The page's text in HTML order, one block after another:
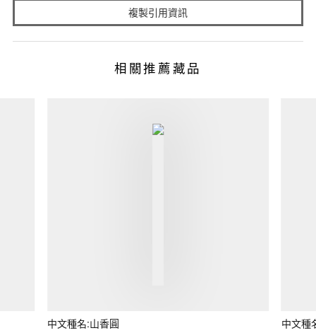
複製引用資訊
相關推薦藏品
中文種名:山香圓 中文種